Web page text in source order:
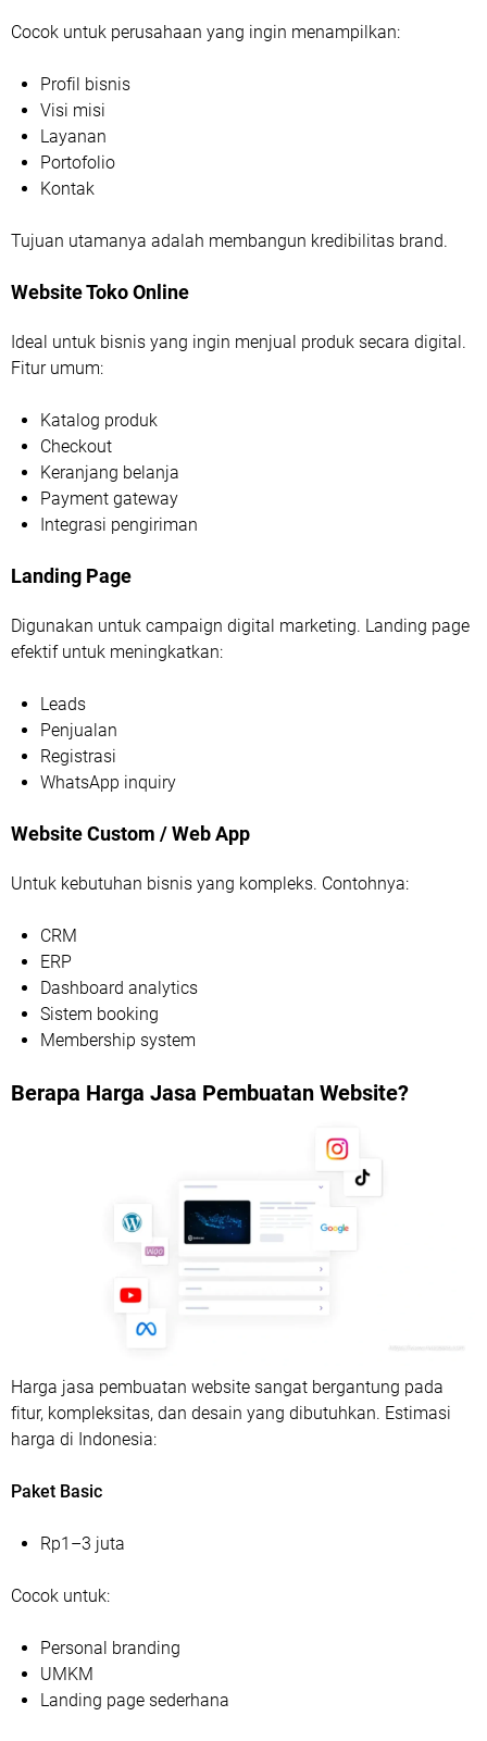
Cocok untuk perusahaan yang ingin menampilkan:
Profil bisnis
Visi misi
Layanan
Portofolio
Kontak
Tujuan utamanya adalah membangun kredibilitas brand.
Website Toko Online
Ideal untuk bisnis yang ingin menjual produk secara digital.
Fitur umum:
Katalog produk
Checkout
Keranjang belanja
Payment gateway
Integrasi pengiriman
Landing Page
Digunakan untuk campaign digital marketing. Landing page
efektif untuk meningkatkan:
Leads
Penjualan
Registrasi
WhatsApp inquiry
Website Custom / Web App
Untuk kebutuhan bisnis yang kompleks. Contohnya:
CRM
ERP
Dashboard analytics
Sistem booking
Membership system
Berapa Harga Jasa Pembuatan Website?
Harga jasa pembuatan website sangat bergantung pada
fitur, kompleksitas, dan desain yang dibutuhkan. Estimasi
harga di Indonesia:
Paket Basic
Rp1–3 juta
Cocok untuk:
Personal branding
UMKM
Landing page sederhana